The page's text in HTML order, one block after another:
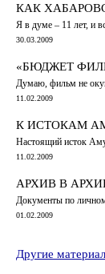
КАК
Я в думе – 11 лет, и
30.03.2009
«БЮДЖЕТ
Думаю, фильм не
11.02.2009
К ИСТОКАМ
Настоящий исток
11.02.2009
АРХИВ В
Документы по
01.02.2009
Другие